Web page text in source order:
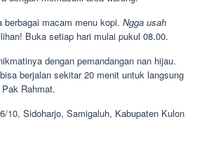
macam menu kopi. Ngga usah
Buka setiap hari mulai pukul 08.00.
dengan pemandangan nan hijau.
berjalan sekitar 20 menit untuk langsung
Rahmat.
10, Sidoharjo, Samigaluh, Kabupaten Kulon